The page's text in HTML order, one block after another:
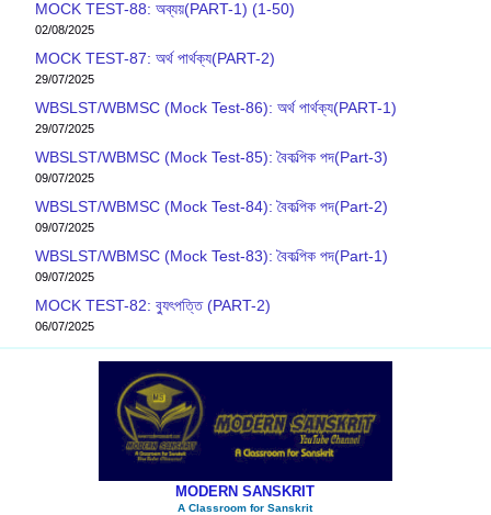
MOCK TEST-88: অব্যয়(PART-1) (1-50)
02/08/2025
MOCK TEST-87: অর্থ পার্থক্য(PART-2)
29/07/2025
WBSLST/WBMSC (Mock Test-86): অর্থ পার্থক্য(PART-1)
29/07/2025
WBSLST/WBMSC (Mock Test-85): বৈকল্পিক পদ(Part-3)
09/07/2025
WBSLST/WBMSC (Mock Test-84): বৈকল্পিক পদ(Part-2)
09/07/2025
WBSLST/WBMSC (Mock Test-83): বৈকল্পিক পদ(Part-1)
09/07/2025
MOCK TEST-82: ব‍্যুৎপত্তি (PART-2)
06/07/2025
MODERN SANSKRIT
A Classroom for Sanskrit